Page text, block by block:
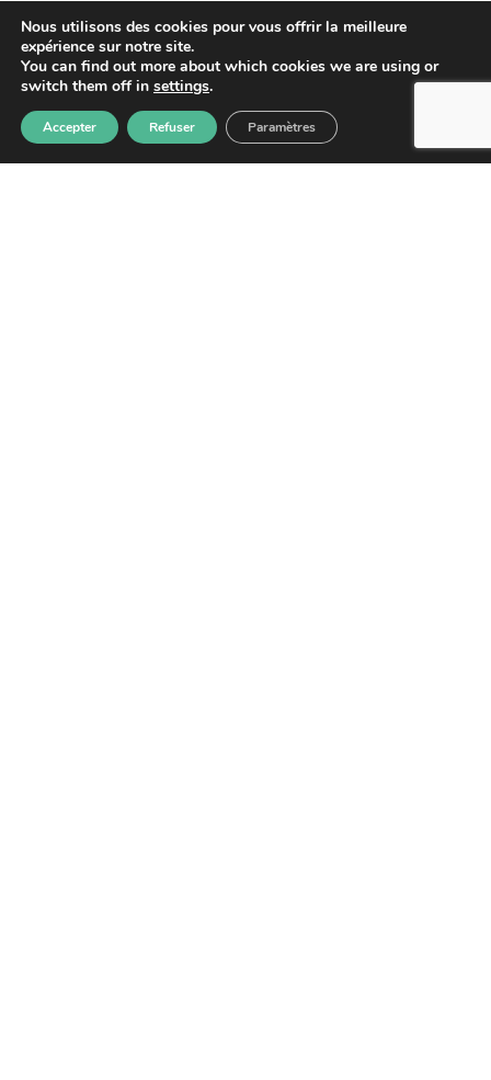
EN SAVOIR PLUS
Nous utilisons des cookies pour vous offrir la meilleure
expérience sur notre site.
You can find out more about which cookies we are using or
switch them off in settings.
Accepter Refuser Paramètres